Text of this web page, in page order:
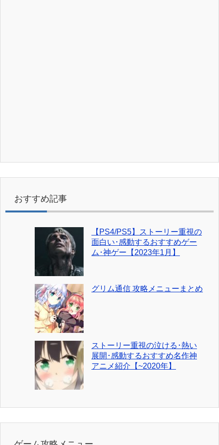
おすすめ記事
【PS4/PS5】ストーリー重視の
面白い･感動するおすすめゲー
ム･神ゲー【2023年1月】
グリム通信 攻略メニューまとめ
ストーリー重視の泣ける･熱い
展開･感動するおすすめ名作神
アニメ紹介【~2020年】